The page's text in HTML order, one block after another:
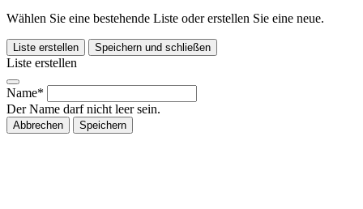
Wählen Sie eine bestehende Liste oder erstellen Sie eine neue.
Liste erstellen Speichern und schließen
Liste erstellen
Name*
Der Name darf nicht leer sein.
Abbrechen Speichern